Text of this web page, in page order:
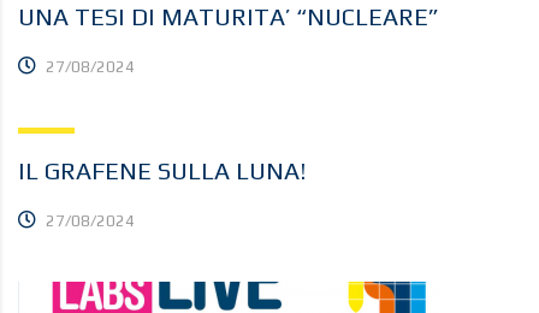
UNA TESI DI MATURITA’ “NUCLEARE”
27/08/2024
IL GRAFENE SULLA LUNA!
27/08/2024